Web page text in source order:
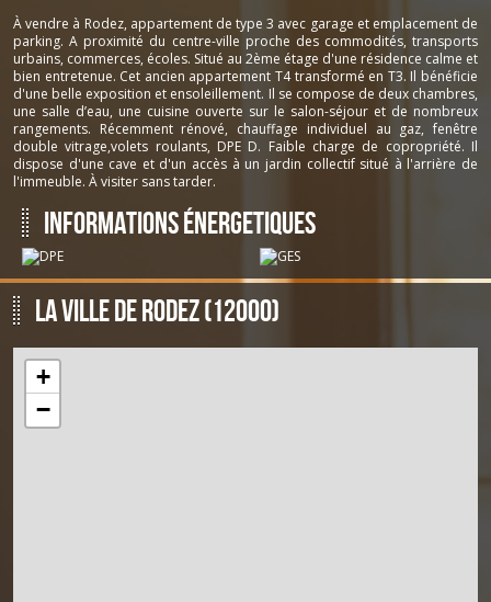
Informations de copropriété
Copropriété :NON
Quote Part annuelle des charges :669 €
Infos Financières
Prix de vente :149 000 €
Les honoraires d'agence seront intégralement à la
charge du vendeur:
Taxe foncière annuelle : 1 220 €
Réf: 917
À vendre à Rodez, appartement de type 3 avec garage et emplacement de
parking. A proximité du centre-ville proche des commodités, transports
urbains, commerces, écoles. Situé au 2ème étage d'une résidence calme et
bien entretenue. Cet ancien appartement T4 transformé en T3. Il bénéficie
d'une belle exposition et ensoleillement. Il se compose de deux chambres,
une salle d’eau, une cuisine ouverte sur le salon-séjour et de nombreux
rangements. Récemment rénové, chauffage individuel au gaz, fenêtre
double vitrage,volets roulants, DPE D. Faible charge de copropriété. Il
dispose d'une cave et d'un accès à un jardin collectif situé à l'arrière de
l'immeuble. À visiter sans tarder.
Informations énergetiques
La ville de Rodez (12000)
+
−